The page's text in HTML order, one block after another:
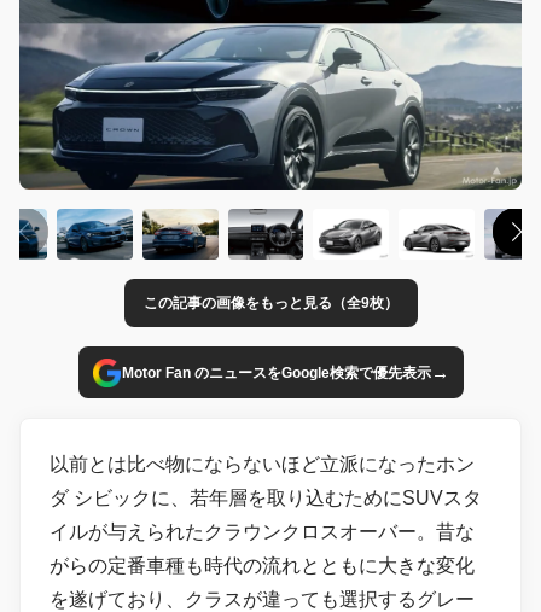
この記事の画像をもっと見る（全9枚）
Motor Fan のニュースをGoogle検索で優先表示→
以前とは比べ物にならないほど立派になったホン
ダ シビックに、若年層を取り込むためにSUVスタ
イルが与えられたクラウンクロスオーバー。昔な
がらの定番車種も時代の流れとともに大きな変化
を遂げており、クラスが違っても選択するグレー